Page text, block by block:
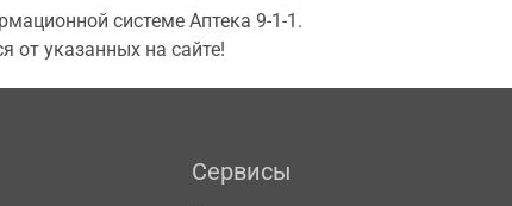
системе Аптека 9-1-1.
от указанных на сайте!
Сервисы